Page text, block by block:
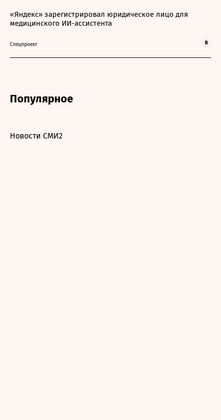
«Яндекс» зарегистрировал юридическое лицо для
медицинского ИИ-ассистента
Спецпроект
Популярное
Новости СМИ2